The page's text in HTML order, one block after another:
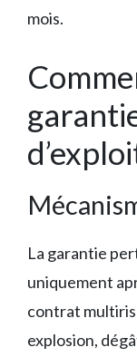
mois.
La garantie
uniquement
contrat
explosion,